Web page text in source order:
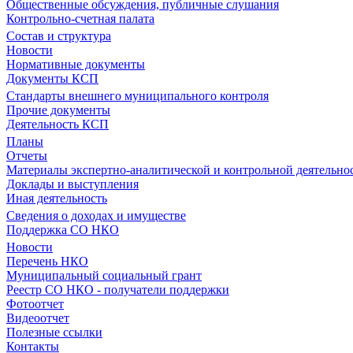
Общественные обсуждения, публичные слушания
Контрольно-счетная палата
Состав и структура
Новости
Нормативные документы
Документы КСП
Стандарты внешнего муниципального контроля
Прочие документы
Деятельность КСП
Планы
Отчеты
Материалы экспертно-аналитической и контрольной
Доклады и выступления
Иная деятельность
Сведения о доходах и имуществе
Поддержка СО НКО
Новости
Перечень НКО
Муниципальный социальный грант
Реестр СО НКО - получатели поддержки
Фотоотчет
Видеоотчет
Полезные ссылки
Контакты